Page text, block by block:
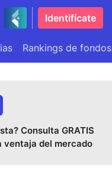
Identifícate
Rankings de fondos
Consulta GRATIS
ventaja del mercado